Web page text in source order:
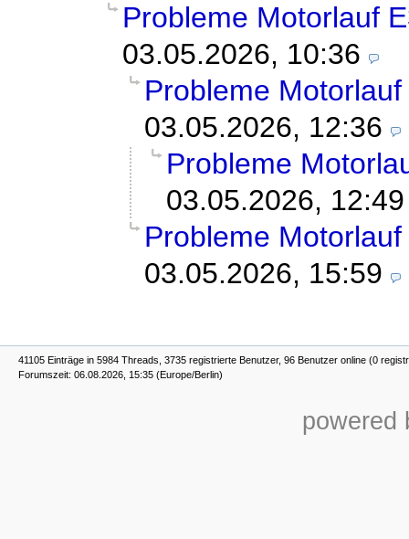
Probleme Motorlauf
03.05.2026, 10:36
Probleme
03.05.2026, 12:36
Probleme
03.05.2026, 12:49
Probleme
03.05.2026, 15:59
41105 Einträge in 5984 Threads, 3735 registrierte Benutzer, 96 Benutzer online (0
Forumszeit: 06.08.2026, 15:35 (Europe/Berlin)
powered